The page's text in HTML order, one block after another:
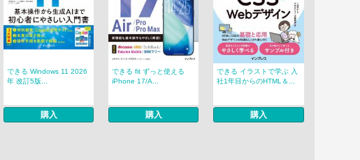
できる Windows 11 2026
年 改訂5版...
購入
できる fit ずっと使える
iPhone 17/A...
購入
できる イラストで学ぶ 入
社1年目からのHTML＆...
購入